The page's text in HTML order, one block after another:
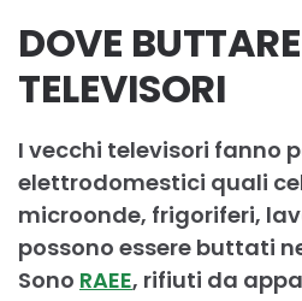
DOVE
TELEVISORI
I vecchi televisori fanno
elettrodomestici quali
microonde, frigoriferi,
possono essere buttati
Sono RAEE, rifiuti da